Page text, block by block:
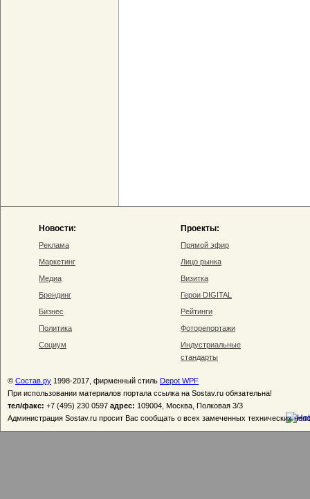
Новости:
Реклама
Маркетинг
Медиа
Брендинг
Бизнес
Политика
Социум
Проекты:
Прямой эфир
Лицо рынка
Визитка
Герои DIGITAL
Рейтинги
Фоторепортажи
Индустриальные
стандарты
© Состав.ру 1998-2017, фирменный стиль Depot WPF
При использовании материалов портала ссылка на Sostav.ru обязательна!
тел/факс: +7 (495) 230 0597 адрес: 109004, Москва, Полковая 3/3
Администрация Sostav.ru просит Вас сообщать о всех замеченных технических